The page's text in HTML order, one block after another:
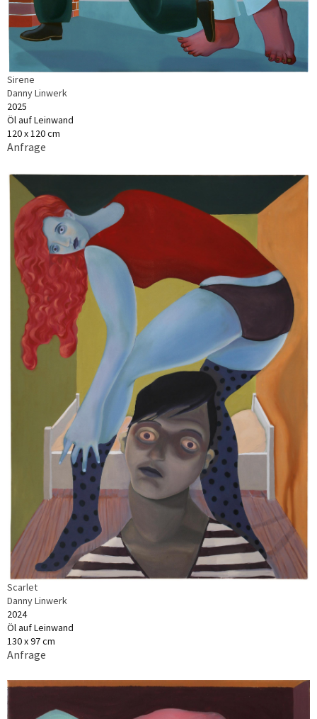
Sirene
Danny Linwerk
2025
Öl auf Leinwand
120 x 120 cm
Anfrage
Scarlet
Danny Linwerk
2024
Öl auf Leinwand
130 x 97 cm
Anfrage